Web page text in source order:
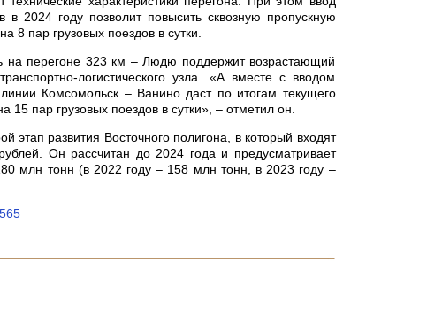
в 2024 году позволит повысить сквозную пропускную
8 пар грузовых поездов в сутки.
на перегоне 323 км – Людю поддержит возрастающий
логистического узла. «А вместе с вводом
Комсомольск – Ванино даст по итогам текущего
15 пар грузовых поездов в сутки», – отметил он.
этап развития Восточного полигона, в который входят
Он рассчитан до 2024 года и предусматривает
млн тонн (в 2022 году – 158 млн тонн, в 2023 году –